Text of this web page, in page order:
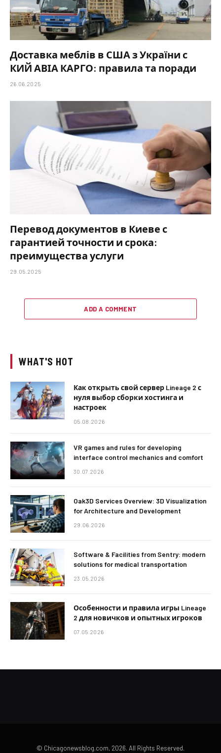
Доставка меблів в США з України с
КИЙ АВІА КАРГО: правила та поради
26.06.2025
Перевод документов в Киеве с
гарантией точности и срока:
преимущества услуги
29.05.2025
ADD A COMMENT
WHAT'S HOT
Как открыть свой сервер Lineage 2 с
нуля выбор сборки хостинга и
настроек
05.08.2026
VR games and rules for developing
interface control mechanics and comfort
30.07.2026
Oak3D Services Overview: 3D Visualization
for Architecture and Development
29.06.2026
Software & Facilities from Sentry: modern
solutions for medical transportation
23.05.2026
Особенности и правила игры Lineage
2 для новичков и опытных игроков
07.05.2026
© Chicagonewsblog.com, 2026. All Rights Reserved.